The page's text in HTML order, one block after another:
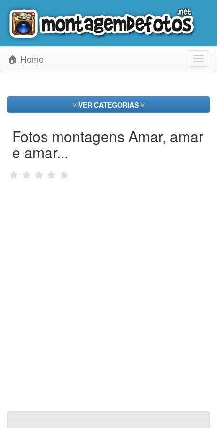
🏠 Home
VER CATEGORIAS
Fotos montagens Amar, amar
e amar...